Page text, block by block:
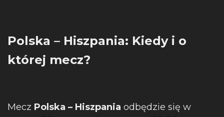
Polska – Hiszpania: Kiedy i o
której mecz?
Mecz Polska – Hiszpania odbędzie się w